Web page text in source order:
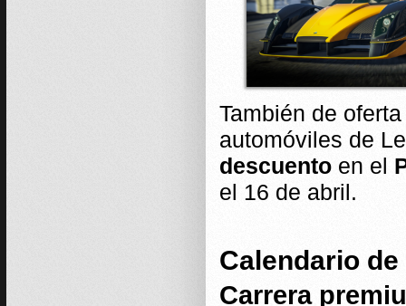
También de
automóviles de
descuento en el
el 16 de abril.
Calendario
Carrera